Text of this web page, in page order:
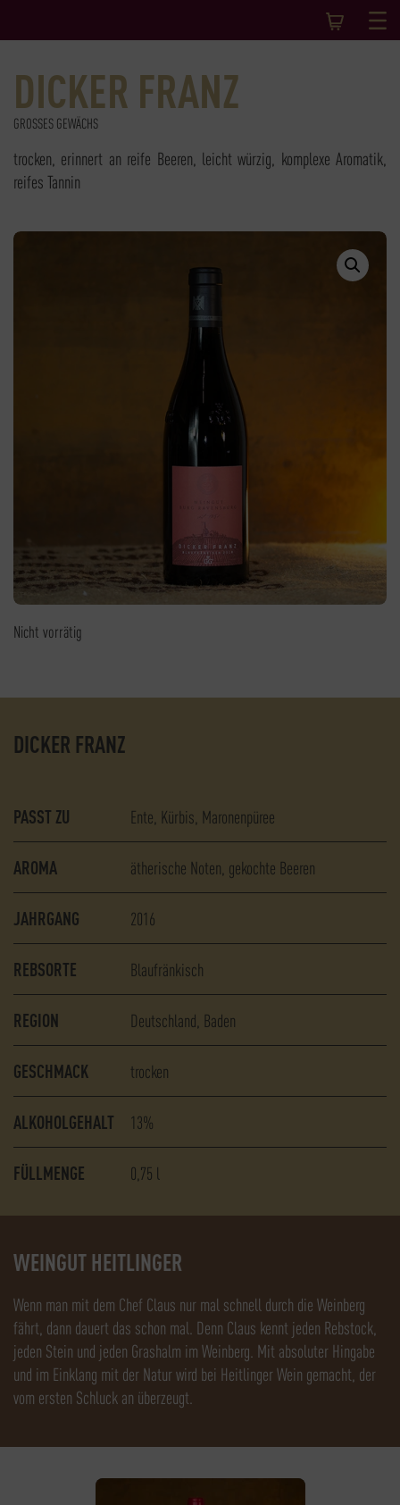
DICKER FRANZ
GROSSES GEWÄCHS
trocken, erinnert an reife Beeren, leicht würzig, komplexe Aromatik,
reifes Tannin
Nicht vorrätig
DICKER FRANZ
PASST ZU Ente Kürbis Maronenpüree
AROMA ätherische Noten gekochte Beeren
JAHRGANG 2016
REBSORTE Blaufränkisch
REGION Deutschland, Baden
GESCHMACK trocken
ALKOHOLGEHALT 13%
FÜLLMENGE 0,75 l
WEINGUT HEITLINGER
Wenn man mit dem Chef Claus nur mal schnell durch die Weinberg
fährt, dann dauert das schon mal. Denn Claus kennt jeden Rebstock,
jeden Stein und jeden Grashalm im Weinberg. Mit absoluter Hingabe
und im Einklang mit der Natur wird bei Heitlinger Wein gemacht, der
vom ersten Schluck an überzeugt.